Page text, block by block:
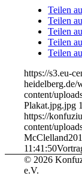
Teilen
Teilen
Teilen
Teilen
Teilen
https://s3.eu-
heidelberg.de/
content/
Plakat.jpg.jpg
https://
content/
McClelland
11:41:50
© 2026
e.V.